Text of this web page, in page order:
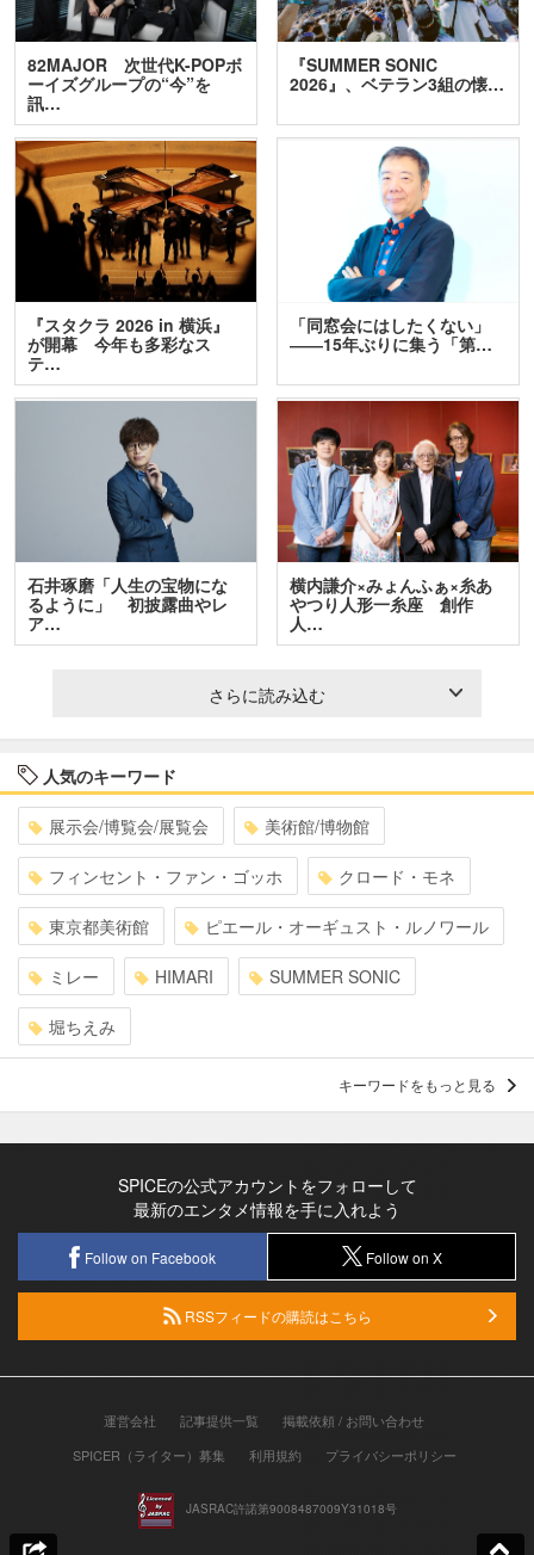
82MAJOR 次世代K-POPボ
ーイズグループの“今”を
訊…
『SUMMER SONIC
2026』、ベテラン3組の懐…
『スタクラ 2026 in 横浜』
が開幕 今年も多彩なス
テ…
「同窓会にはしたくない」
――15年ぶりに集う「第…
石井琢磨「人生の宝物にな
るように」 初披露曲やレ
ア…
横内謙介×みょんふぁ×糸あ
やつり人形一糸座 創作
人…
さらに読み込む
人気のキーワード
展示会/博覧会/展覧会 美術館/博物館
フィンセント・ファン・ゴッホ クロード・モネ
東京都美術館 ピエール・オーギュスト・ルノワール
ミレー HIMARI SUMMER SONIC
堀ちえみ
キーワードをもっと見る
SPICEの公式アカウントをフォローして
最新のエンタメ情報を手に入れよう
Follow on Facebook Follow on X
RSSフィードの購読はこちら
運営会社 記事提供一覧
掲載依頼 / お問い合わせ
SPICER（ライター）募集
利用規約 プライバシーポリシー
JASRAC許諾第9008487009Y31018号